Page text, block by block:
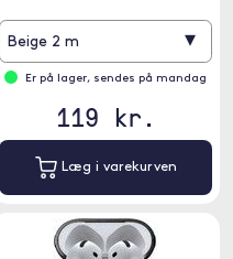
Beige 2 m ▾
Er på lager, sendes på mandag
119 kr.
Læg i varekurven